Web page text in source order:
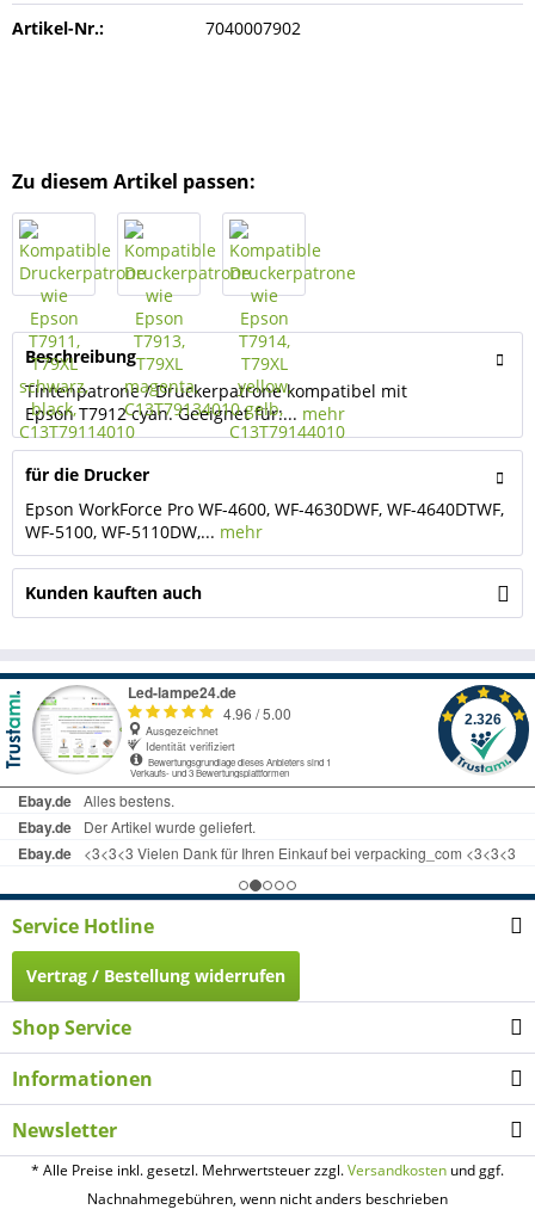
Artikel-Nr.: 7040007902
Zu diesem Artikel passen:
Beschreibung
Tintenpatrone / Druckerpatrone kompatibel mit
Epson T7912 cyan. Geeignet für:... mehr
für die Drucker
Epson WorkForce Pro WF-4600, WF-4630DWF, WF-4640DTWF,
WF-5100, WF-5110DW,... mehr
Kunden kauften auch
Service Hotline
Vertrag / Bestellung widerrufen
Shop Service
Informationen
Newsletter
* Alle Preise inkl. gesetzl. Mehrwertsteuer zzgl.Versandkosten und ggf.
Nachnahmegebühren, wenn nicht anders beschrieben